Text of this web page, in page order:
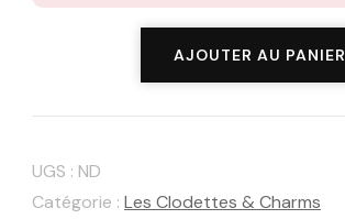
Clodettes
Exotique
AJOUTER AU PANIER
UGS : ND
Catégorie : Les Clodettes & Charms